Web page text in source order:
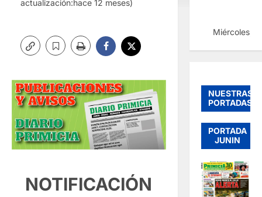
actualización:hace 12 meses)
NOTIFICACIÓN
Miércoles,
NUESTRAS
PORTADAS
PORTADA
JUNIN